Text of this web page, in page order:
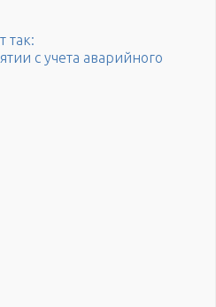
так:
с учета аварийного